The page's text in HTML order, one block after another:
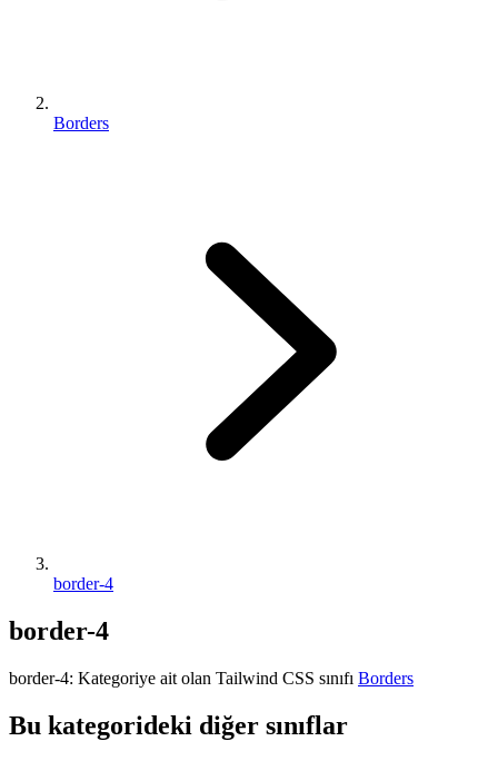
Borders
border-4
border-4
border-4: Kategoriye ait olan Tailwind CSS sınıfı Borders
Bu kategorideki diğer sınıflar